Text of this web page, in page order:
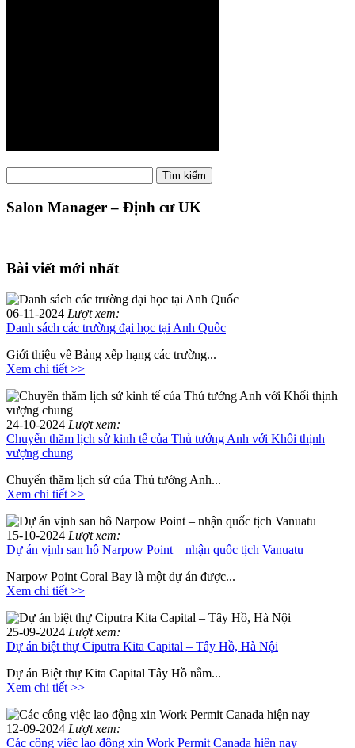
kiếm:
Tìm kiếm
Salon Manager – Định cư UK
Bài viết mới nhất
06-11-2024 Lượt xem:
Danh sách các trường đại học tại Anh Quốc
Giới thiệu về Bảng xếp hạng các trường...
Xem chi tiết >>
24-10-2024 Lượt xem:
Chuyến thăm lịch sử kinh tế của Thủ tướng Anh với Khối thịnh
vượng chung
Chuyến thăm lịch sử của Thủ tướng Anh...
Xem chi tiết >>
15-10-2024 Lượt xem:
Dự án vịnh san hô Narpow Point – nhận quốc tịch Vanuatu
Narpow Point Coral Bay là một dự án được...
Xem chi tiết >>
25-09-2024 Lượt xem:
Dự án biệt thự Ciputra Kita Capital – Tây Hồ, Hà Nội
Dự án Biệt thự Kita Capital Tây Hồ nằm...
Xem chi tiết >>
12-09-2024 Lượt xem:
Các công việc lao động xin Work Permit Canada hiện nay